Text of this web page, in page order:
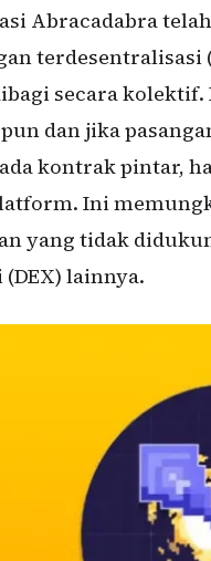
Abracadabra
terdesentralisasi
secara
dan jika
kontrak pintar,
Ini
yang tidak
lainnya.